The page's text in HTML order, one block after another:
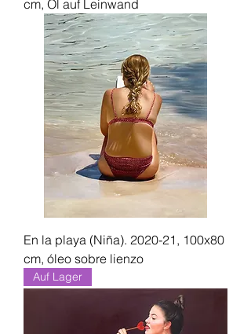
cm, Öl auf Leinwand
En la playa (Niña). 2020-21, 100x80
cm, óleo sobre lienzo
Auf Lager